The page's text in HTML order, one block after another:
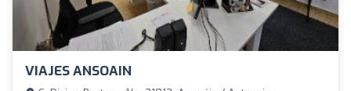
VIAJES ANSOAIN